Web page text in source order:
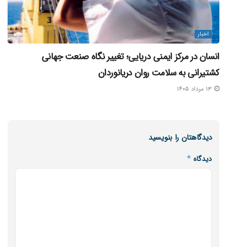
اخبار
انسان در مرکز ایمنی دریایی؛ تغییر نگاه صنعت جهانی
کشتیرانی به سلامت روان دریانوردان
دیدگاهتان را بنویسید
دیدگاه *